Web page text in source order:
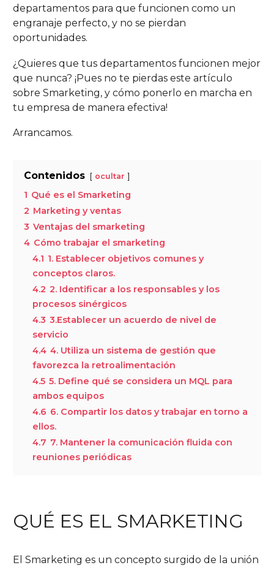
departamentos para que funcionen como un
engranaje perfecto, y no se pierdan
oportunidades.
¿Quieres que tus departamentos funcionen mejor
que nunca? ¡Pues no te pierdas este artículo
sobre Smarketing, y cómo ponerlo en marcha en
tu empresa de manera efectiva!
Arrancamos.
Contenidos ocultar
1 Qué es el Smarketing
2 Marketing y ventas
3 Ventajas del smarketing
4 Cómo trabajar el smarketing
4.1 1. Establecer objetivos comunes y
conceptos claros.
4.2 2. Identificar a los responsables y los
procesos sinérgicos
4.3 3.Establecer un acuerdo de nivel de
servicio
4.4 4. Utiliza un sistema de gestión que
favorezca la retroalimentación
4.5 5. Define qué se considera un MQL para
ambos equipos
4.6 6. Compartir los datos y trabajar en torno a
ellos.
4.7 7. Mantener la comunicación fluida con
reuniones periódicas
QUÉ ES EL SMARKETING
El Smarketing es un concepto surgido de la unión